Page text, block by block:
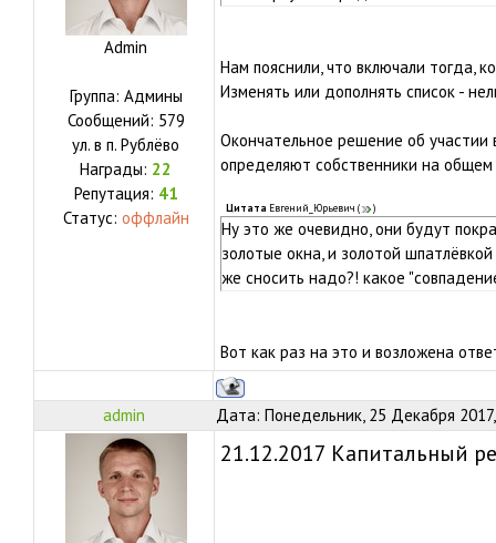
Admin
Группа: Админы
Сообщений: 579
ул. в п. Рублёво
Награды: 22
Репутация: 41
Статус: оффлайн
Нам пояснили, что включали тогда,
Изменять или дополнять список -
Окончательное решение об участии
определяют собственники на общем
Цитата Евгений_Юрьевич ( )
Ну это же очевидно, они будут
золотые окна, и золотой
же сносить надо?! какое
Вот как раз на это и возложена
admin Дата: Понедельник, 25 Декабря
21.12.2017 Капитальный